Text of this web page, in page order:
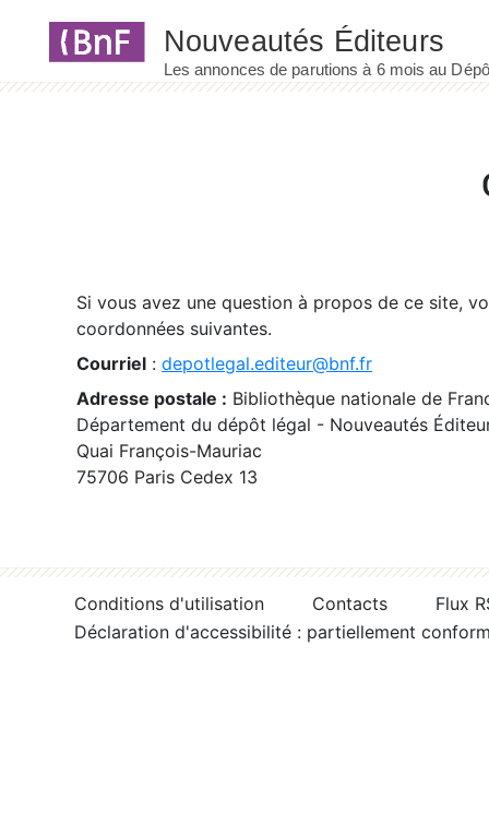
Si vous avez une question à propos de ce site,
coordonnées suivantes.
Courriel : depotlegal.editeur@bnf.fr
Adresse postale : Bibliothèque nationale de
Département du dépôt légal - Nouveautés
Quai François-Mauriac
75706 Paris Cedex 13
Conditions d'utilisation Contacts
Flux
Déclaration d'accessibilité : partiellement